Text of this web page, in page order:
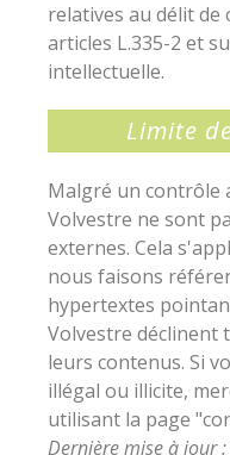
relatives au délit
articles L.335-2 et
intellectuelle.
Limite
Malgré un contrôle
Volvestre ne sont
externes. Cela
nous faisons
hypertextes
Volvestre déclinent
leurs contenus. Si
illégal ou illicite,
utilisant la page
Dernière mise à jour :